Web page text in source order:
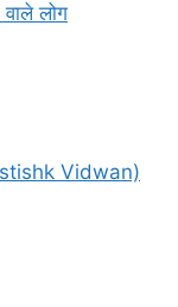
लोग
Vidwan)